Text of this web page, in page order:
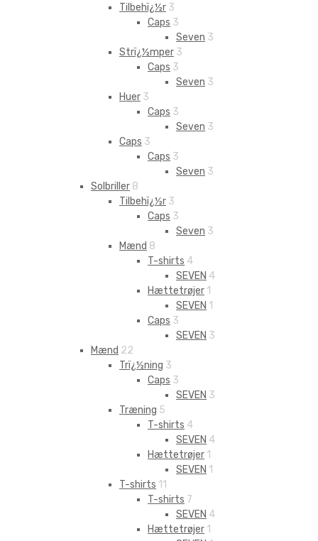
Tilbehï¿½r 3
Caps 3
Seven 3
Strï¿½mper 3
Caps 3
Seven 3
Huer 3
Caps 3
Seven 3
Caps 3
Caps 3
Seven 3
Solbriller 8
Tilbehï¿½r 3
Caps 3
Seven 3
Mænd 8
T-shirts 4
SEVEN 4
Hættetrøjer 1
SEVEN 1
Caps 3
SEVEN 3
Mænd 22
Trï¿½ning 3
Caps 3
SEVEN 3
Træning 5
T-shirts 4
SEVEN 4
Hættetrøjer 1
SEVEN 1
T-shirts 11
T-shirts 7
SEVEN 4
Hættetrøjer 1